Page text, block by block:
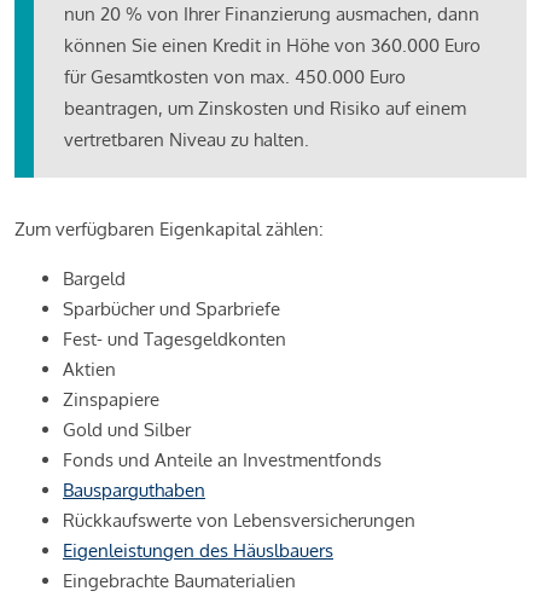
nun 20 % von Ihrer Finanzierung ausmachen, dann
können Sie einen Kredit in Höhe von 360.000 Euro
für Gesamtkosten von max. 450.000 Euro
beantragen, um Zinskosten und Risiko auf einem
vertretbaren Niveau zu halten.
Zum verfügbaren Eigenkapital zählen:
Bargeld
Sparbücher und Sparbriefe
Fest- und Tagesgeldkonten
Aktien
Zinspapiere
Gold und Silber
Fonds und Anteile an Investmentfonds
Bausparguthaben
Rückkaufswerte von Lebensversicherungen
Eigenleistungen des Häuslbauers
Eingebrachte Baumaterialien